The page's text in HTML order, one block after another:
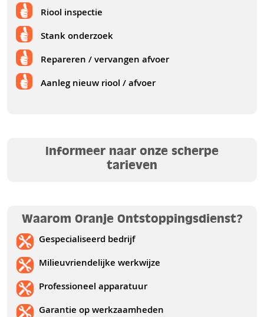
Riool inspectie
Stank onderzoek
Repareren / vervangen afvoer
Aanleg nieuw riool / afvoer
Informeer naar onze scherpe
tarieven
Waarom Oranje Ontstoppingsdienst?
Gespecialiseerd bedrijf
Milieuvriendelijke werkwijze
Professioneel apparatuur
Garantie op werkzaamheden